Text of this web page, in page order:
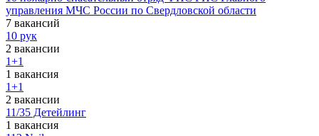
управления МЧС России по Свердловской области
7 вакансий
10 рук
2 вакансии
1+1
1 вакансия
1+1
2 вакансии
11/35 Детейлинг
1 вакансия